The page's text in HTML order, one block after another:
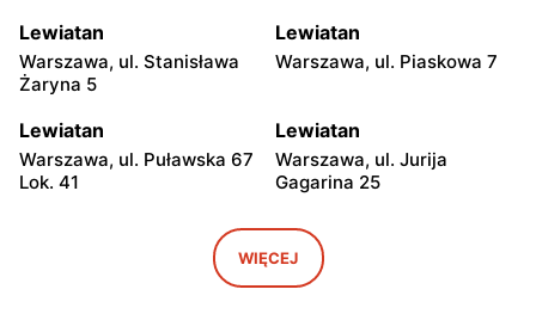
Lewiatan
Warszawa, ul. Stanisława
Żaryna 5
Lewiatan
Warszawa, ul. Piaskowa 7
Lewiatan
Warszawa, ul. Puławska 67
Lok. 41
Lewiatan
Warszawa, ul. Jurija
Gagarina 25
Warszawa, ul. Egipska 4
Lewiatan
Warszawa, ul. Elbląska 37
WIĘCEJ